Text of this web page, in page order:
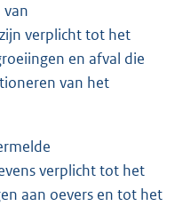
verplicht tot het
en afval die
van het
verplicht tot het
aan oevers en tot het